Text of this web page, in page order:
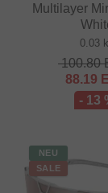
Multilayer
0.03
100.80
88.19
- 13
NEU
SALE